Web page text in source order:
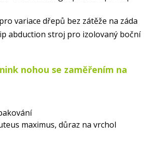
variace dřepů bez zátěže na záda
abduction stroj pro izolovaný boční
nohou se zaměřením na
maximus, důraz na vrchol